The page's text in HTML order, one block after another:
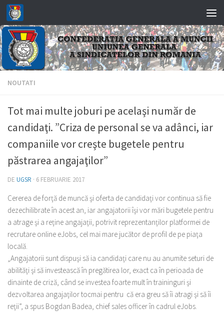
Skip to content
NOUTATI
Tot mai multe joburi pe acelaşi număr de
candidaţi. ”Criza de personal se va adânci, iar
companiile vor creşte bugetele pentru
păstrarea angajaţilor”
DE UGSR · 6 FEBRUARIE 2017
Cererea de forţă de muncă şi oferta de candidaţi vor continua să fie
dezechilibrate în acest an, iar angajatorii îşi vor mări bugetele pentru
a atrage şi a reţine angajaţii, potrivit reprezentanţilor platformei de
recrutare online eJobs, cel mai mare jucător de profil de pe piaţa
locală.
„Angajatorii sunt dispuşi să ia candidaţi care nu au anumite seturi de
abilităţi şi să investească în pregătirea lor, exact ca în perioada de
dinainte de criză, când se inves­tea foarte mult în traininguri şi
dezvoltarea an­gajaţilor tocmai pen­tru că era greu să îi atragi şi să îi
reţii”, a spus Bogdan Badea, chief sales officer în cadrul eJobs.